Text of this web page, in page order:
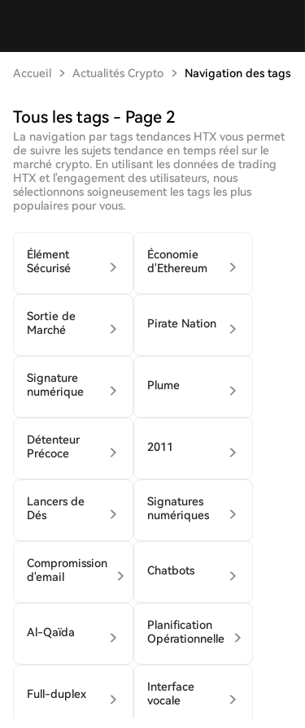
Accueil Actualités Crypto Navigation des tags
Tous les tags - Page 2
La navigation par tags tendances HTX vous permet
de suivre les sujets tendance en temps réel sur le
marché crypto. En utilisant les données de trading
HTX et l'engagement des utilisateurs, nous
sélectionnons soigneusement les tags les plus
populaires pour vous.
Élément
Sécurisé
Économie
d'Ethereum
Sortie de
Marché
Pirate Nation
Signature
numérique
Plume
Détenteur
Précoce
2011
Lancers de
Dés
Signatures
numériques
Compromission
d'email
Chatbots
Al-Qaïda
Planification
Opérationnelle
Full-duplex
Interface
vocale